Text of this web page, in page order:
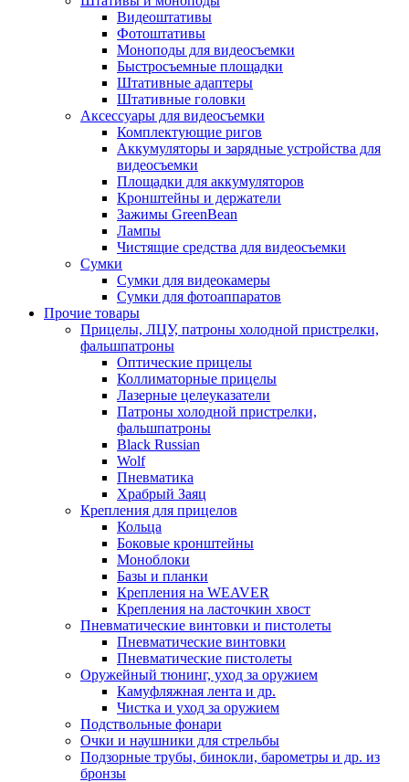
Видеоштативы
Фотоштативы
Моноподы для видеосъемки
Быстросъемные площадки
Штативные адаптеры
Штативные головки
Аксессуары для видеосъемки
Комплектующие ригов
Аккумуляторы и зарядные устройства для
видеосъемки
Площадки для аккумуляторов
Кронштейны и держатели
Зажимы GreenBean
Лампы
Чистящие средства для видеосъемки
Сумки
Сумки для видеокамеры
Сумки для фотоаппаратов
Прочие товары
Прицелы, ЛЦУ, патроны холодной пристрелки,
фальшпатроны
Оптические прицелы
Коллиматорные прицелы
Лазерные целеуказатели
Патроны холодной пристрелки,
фальшпатроны
Black Russian
Wolf
Пневматика
Храбрый Заяц
Крепления для прицелов
Кольца
Боковые кронштейны
Моноблоки
Базы и планки
Крепления на WEAVER
Крепления на ласточкин хвост
Пневматические винтовки и пистолеты
Пневматические винтовки
Пневматические пистолеты
Оружейный тюнинг, уход за оружием
Камуфляжная лента и др.
Чистка и уход за оружием
Подствольные фонари
Очки и наушники для стрельбы
Подзорные трубы, бинокли, барометры и др. из
бронзы